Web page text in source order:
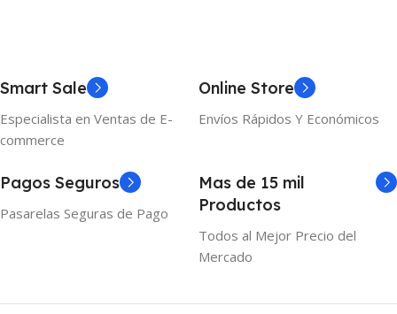
Smart Sale
Especialista en Ventas de E-
commerce
Online Store
Envíos Rápidos Y Económicos
Pagos Seguros
Pasarelas Seguras de Pago
Mas de 15 mil
Productos
Todos al Mejor Precio del
Mercado